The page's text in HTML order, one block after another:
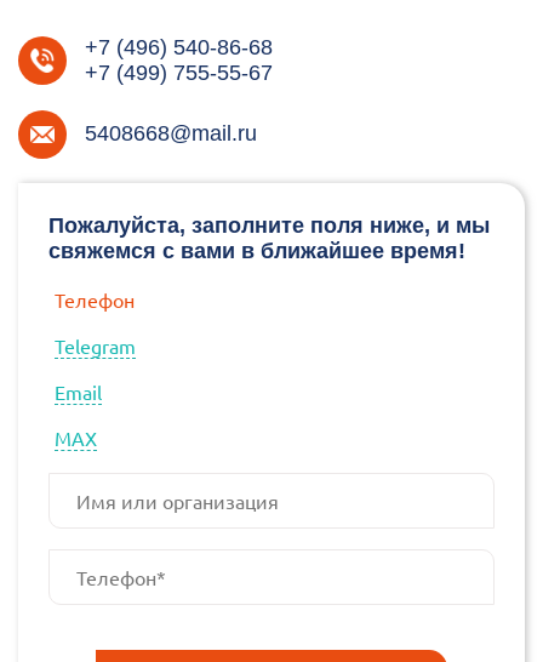
Пожалуйста, заполните поля ниже, и мы
свяжемся с вами в ближайшее время!
Телефон
Telegram
Email
МАХ
+7 (496) 540-86-68
+7 (499) 755-55-67
5408668@mail.ru